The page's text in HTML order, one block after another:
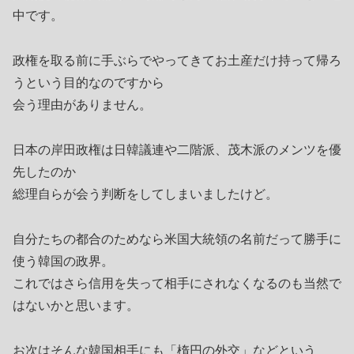
中です。
政権を取る前に手ぶらでやってきてお土産だけ持って帰ろ
うという目的なのですから
会う理由がありません。
日本の岸田政権は日韓議連や二階派、茂木派のメンツを優
先したのか
総理自らが会う判断をしてしまいましたけど。
自分たちの都合のためなら米国大統領の名前だって勝手に
使う韓国の政界。
これではさら信用を失って相手にされなくなるのも当然で
はないかと思います。
お次はそんな韓国相手にも「楕円の外交」などという